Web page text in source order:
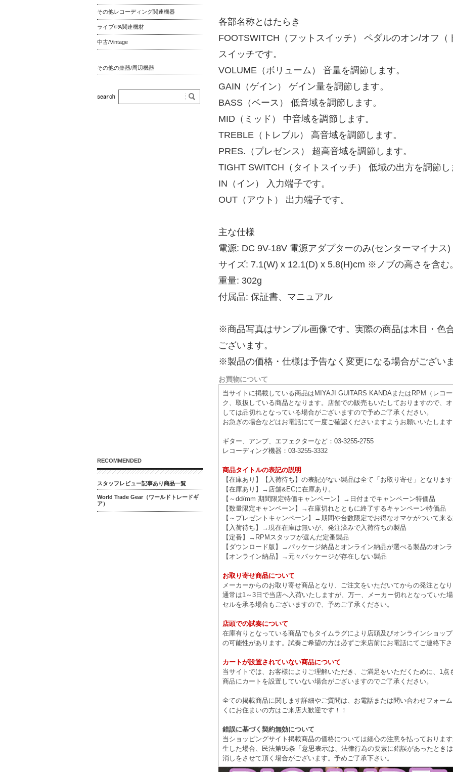
各部名称とはたらき
FOOTSWITCH（フットスイッチ） ペダルのオン/オフ（
スイッチです。
VOLUME（ボリューム） 音量を調節します。
GAIN（ゲイン） ゲイン量を調節します。
BASS（ベース） 低音域を調節します。
MID（ミッド） 中音域を調節します。
TREBLE（トレブル） 高音域を調節します。
PRES.（プレゼンス） 超高音域を調節します。
TIGHT SWITCH（タイトスイッチ） 低域の出方を調節し
IN（イン） 入力端子です。
OUT（アウト） 出力端子です。
主な仕様
電源: DC 9V-18V 電源アダプターのみ(センターマイナス)
サイズ: 7.1(W) x 12.1(D) x 5.8(H)cm ※ノブの高さを含む。
重量: 302g
付属品: 保証書、マニュアル
※商品写真はサンプル画像です。実際の商品は木目・色
ございます。
※製品の価格・仕様は予告なく変更になる場合がございま
お買物について
当サイトに掲載している商品はMIYAJI GUITARS KANDAまたはRPM（レコ
ク、取扱している商品となります。店舗での販売もいたしておりますので、
しては品切れとなっている場合がございますので予めご了承ください。
お急ぎの場合などはお電話にて一度ご確認くださいますようお願いいたします
ギター、アンプ、エフェクターなど：03-3255-2755
レコーディング機器：03-3255-3332
商品タイトルの表記の説明
【在庫あり】【入荷待ち】の表記がない製品は全て「お取り寄せ」となります
【在庫あり】→店舗&ECに在庫あり。
【～dd/mm 期間限定特価キャンペーン】→日付までキャンペーン特価品
【数量限定キャンペーン】→在庫切れとともに終了するキャンペーン特価品
【～プレゼントキャンペーン】→期間や台数限定でお得なオマケがついて来
【入荷待ち】→現在在庫は無いが、発注済みで入荷待ちの製品
【定番】→RPMスタッフが選んだ定番製品
【ダウンロード版】→パッケージ納品とオンライン納品が選べる製品のオン
【オンライン納品】→元々パッケージが存在しない製品
お取り寄せ商品について
メーカーからのお取り寄せ商品となり、ご注文をいただいてからの発注となり
通常は1～3日で当店へ入荷いたしますが、万一、メーカー切れとなっていた
セルを承る場合もございますので、予めご了承ください。
店頭での試奏について
在庫有りとなっている商品でもタイムラグにより店頭及びオンラインショッ
の可能性があります。試奏ご希望の方は必ずご来店前にお電話にてご連絡下さ
カートが設置されていない商品について
当サイトでは、お客様によりご理解いただき、ご満足をいただくために、1
商品にカートを設置していない場合がございますのでご了承ください。
全ての掲載商品に関します詳細やご質問は、お電話または問い合わせフォー
くにお住まいの方はご来店大歓迎です！！
錯誤に基づく契約無効について
当ショッピングサイト掲載商品の価格については細心の注意を払っておりま
生した場合、民法第95条「意思表示は、法律行為の要素に錯誤があったとき
消しをさせて頂く場合がございます。予めご了承下さい。
その他レコーディング関連機器
ライブ/PA関連機材
中古/Vintage
その他の楽器/周辺機器
RECOMMENDED
スタッフレビュー記事あり商品一覧
World Trade Gear（ワールドトレードギ
ア）